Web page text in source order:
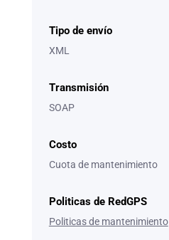
Tipo de envío
XML
Transmisión
SOAP
Costo
Cuota de mantenimiento
Politicas de RedGPS
Politicas de mantenimiento